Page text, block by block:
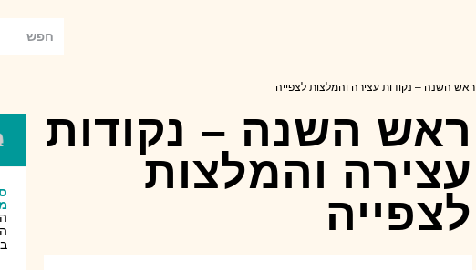
ראש השנה – נקודות עצירה והמלצות לצפייה
ראש השנה – נקודות
עצירה והמלצות
לצפייה